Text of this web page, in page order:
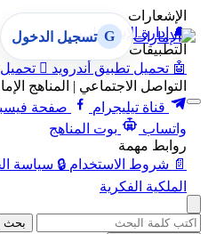
الإشعارات
🔔 إدارة الإشعارات
التطبيقات
🤖 تحميل تطبيق أندرويد 
التواصل الاجتماعي | المناهج
قناة تيليجرام
صفحة
واتساب
بوت المناهج
روابط مهمة
📄 شروط الاستخدام 🔒 سياسة
الملكية الفكرية
G تسجيل الدخول
بحث